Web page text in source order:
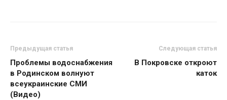
Предыдущая статья
Проблемы водоснабжения
в Родинском волнуют
всеукраинские СМИ
(Видео)
Следующая статья
В Покровске откроют
каток